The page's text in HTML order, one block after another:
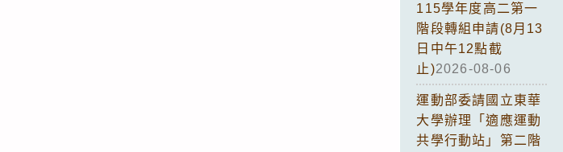
115學年度高二第一
階段轉組申請(8月13
日中午12點截
止)2026-08-06
運動部委請國立東華
大學辦理「適應運動
共學行動站」第二階